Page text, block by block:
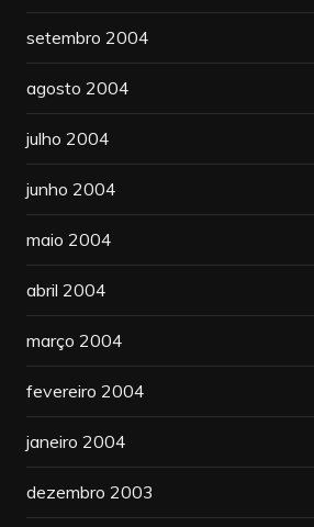
setembro 2004
agosto 2004
julho 2004
junho 2004
maio 2004
abril 2004
março 2004
fevereiro 2004
janeiro 2004
dezembro 2003